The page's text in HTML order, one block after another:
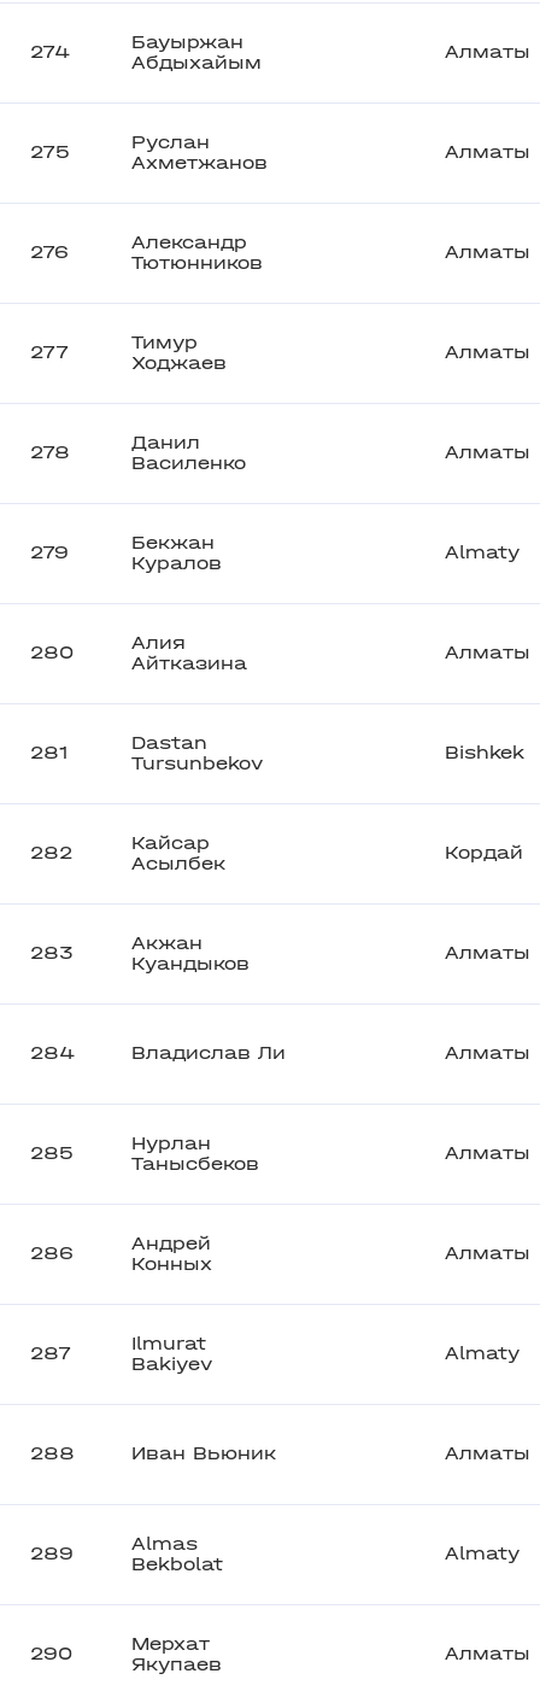
274
Бауыржан
Абдыхайым
Алматы
275
Руслан
Ахметжанов
Алматы
276
Александр
Тютюнников
Алматы
277
Тимур
Ходжаев
Алматы
278
Данил
Василенко
Алматы
279
Бекжан
Куралов
Almaty
280
Алия
Айтказина
Алматы
281
Dastan
Tursunbekov
Bishkek
282
Кайсар
Асылбек
Кордай
283
Акжан
Куандыков
Алматы
284 Владислав Ли Алматы
285
Нурлан
Танысбеков
Алматы
286
Андрей
Конных
Алматы
287
Ilmurat
Bakiyev
Almaty
288 Иван Вьюник Алматы
289
Almas
Bekbolat
Almaty
290
Мерхат
Якупаев
Алматы